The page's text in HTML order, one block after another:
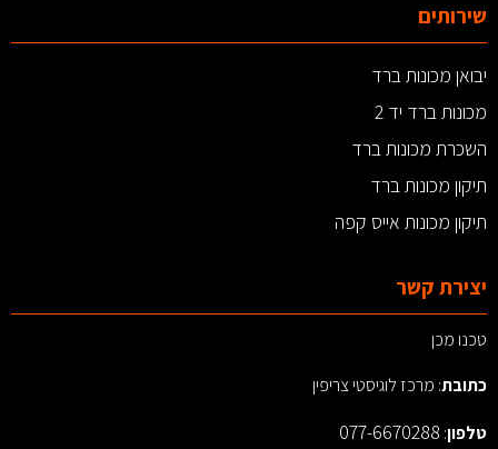
שירותים
יבואן מכונות ברד
מכונות ברד יד 2
השכרת מכונות ברד
תיקון מכונות ברד
תיקון מכונות אייס קפה
יצירת קשר
טכנו מכן
כתובת: מרכז לוגיסטי צריפין
טלפון:
077-6670288